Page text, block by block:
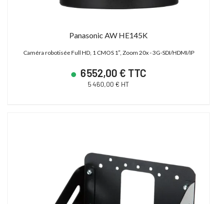
Panasonic AW HE145K
Caméra robotisée Full HD, 1 CMOS 1″, Zoom 20x - 3G-SDI/HDMI/IP
6 552,00 € TTC
5 460,00 € HT